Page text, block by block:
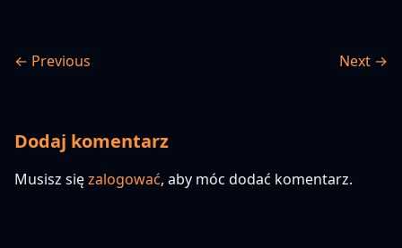
← Previous Next →
Dodaj komentarz
Musisz sięzalogować, aby móc dodać komentarz.